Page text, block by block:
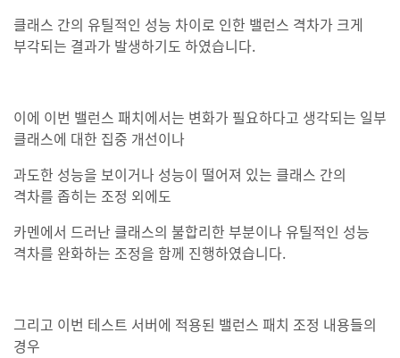
클래스 간의 유틸적인 성능 차이로 인한 밸런스 격차가 크게
부각되는 결과가 발생하기도 하였습니다.
이에 이번 밸런스 패치에서는 변화가 필요하다고 생각되는 일부
클래스에 대한 집중 개선이나
과도한 성능을 보이거나 성능이 떨어져 있는 클래스 간의
격차를 좁히는 조정 외에도
카멘에서 드러난 클래스의 불합리한 부분이나 유틸적인 성능
격차를 완화하는 조정을 함께 진행하였습니다.
그리고 이번 테스트 서버에 적용된 밸런스 패치 조정 내용들의
경우